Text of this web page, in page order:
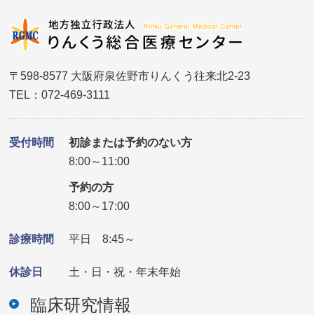
〒598-8577 大阪府泉佐野市りんくう往来北2-23
TEL：072-469-3111
受付時間
初診または予約のない方
8:00～11:00
予約の方
8:00～17:00
診療時間 平日 8:45～
休診日 土・日・祝・年末年始
臨床研究情報